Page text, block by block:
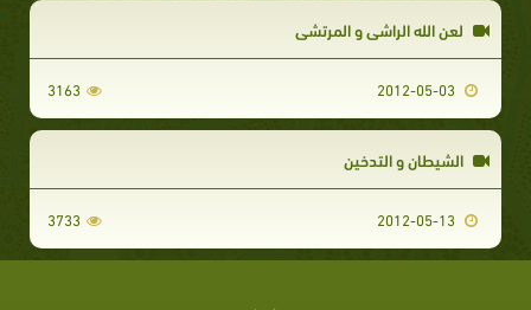
لعن الله الراشي و المرتشي
3163
الشيطان و التدخين
3733